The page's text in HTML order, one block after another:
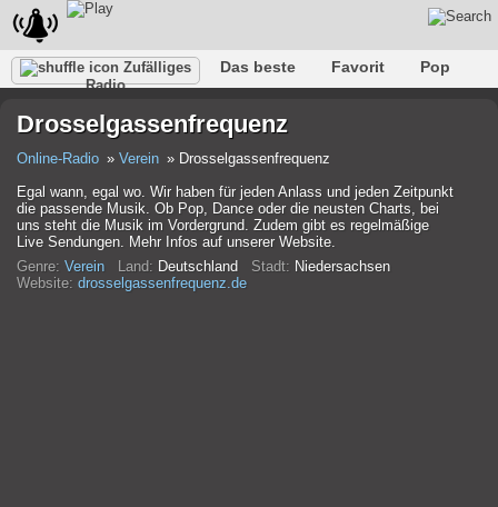
Zufälliges
Radio
Das beste Favorit
Pop
Rap
Trans Falk Jazz
Drosselgassenfrequenz
Online-Radio Verein
Drosselgassenfrequenz
Egal wann, egal wo. Wir haben für jeden Anlass und jeden Zeitpunkt
die passende Musik. Ob Pop, Dance oder die neusten Charts, bei
uns steht die Musik im Vordergrund. Zudem gibt es regelmäßige
Live Sendungen. Mehr Infos auf unserer Website.
Genre: Verein Land: Deutschland Stadt: Niedersachsen
Website: drosselgassenfrequenz.de